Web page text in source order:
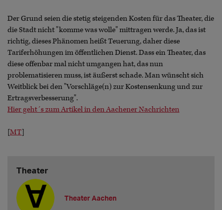
Der Grund seien die stetig steigenden Kosten für das Theater, die
die Stadt nicht "komme was wolle" mittragen werde. Ja, das ist
richtig, dieses Phänomen heißt Teuerung, daher diese
Tariferhöhungen im öffentlichen Dienst. Dass ein Theater, das
diese offenbar mal nicht umgangen hat, das nun
problematisieren muss, ist äußerst schade. Man wünscht sich
Weitblick bei den "Vorschläge(n) zur Kostensenkung und zur
Ertragsverbesserung".
Hier geht´s zum Artikel in den Aachener Nachrichten
[MT]
Theater
Theater Aachen